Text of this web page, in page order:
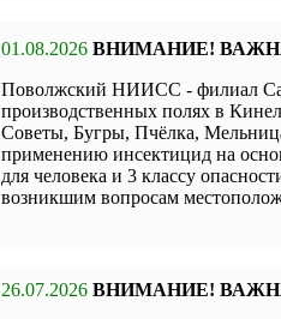
01.08.2026 ВНИМАНИЕ!
Поволжский НИИСС - филиал
производственных полях в
Советы, Бугры, Пчёлка,
применению инсектицид на
для человека и 3 классу
возникшим вопросам
26.07.2026 ВНИМАНИЕ!